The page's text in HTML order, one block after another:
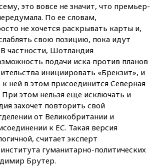
это вовсе не значит, что премьер-
По ее словам,
не хочется раскрывать карты и,
свою позицию, пока идут
частности, Шотландия
подачи иска против планов
инициировать «Брекзит», и
ней в этом присоединится Северная
При этом нельзя еще исключать и
захочет повторить свой
от Великобритании и
к ЕС. Такая версия
считает эксперт
гуманитарно-политических
Брутер.